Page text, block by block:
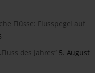
Flüsse: Flusspegel auf
des Jahres“ 5. August